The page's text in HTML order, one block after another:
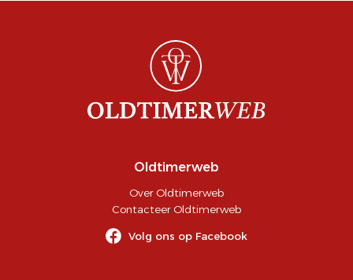
Oldtimerweb
Over Oldtimerweb
Contacteer Oldtimerweb
Volg ons op Facebook